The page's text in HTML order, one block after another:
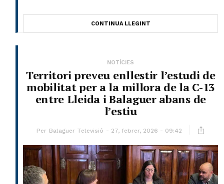
CONTINUA LLEGINT
NOTÍCIES
Territori preveu enllestir l’estudi de
mobilitat per a la millora de la C-13
entre Lleida i Balaguer abans de
l’estiu
Per Balaguer Televisió 27, febrer, 2026 - 09:42